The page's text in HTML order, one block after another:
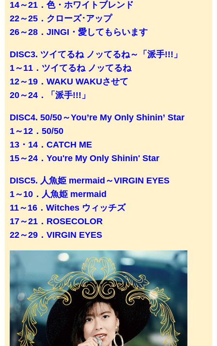
14～21．色・ホワイトブレンド
22～25．クローズ･アップ
26～28．JINGI・愛してもらいます
DISC3. ツイてるね ノッてるね～「派手!!!」
1～11．ツイてるね ノッてるね
12～19．WAKU WAKUさせて
20～24．「派手!!!」
DISC4. 50/50～You’re My Only Shinin’ Star
1～12．50/50
13・14．CATCH ME
15～24．You're My Only Shinin' Star
DISC5. 人魚姫 mermaid～VIRGIN EYES
1～10．人魚姫 mermaid
11～16．Witches ウィッチズ
17～21．ROSECOLOR
22～29．VIRGIN EYES